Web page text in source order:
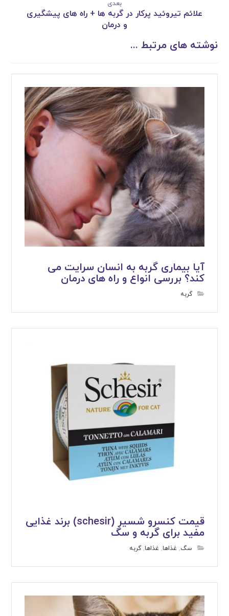
بعدی
علائم تیروئید پرکار در گربه ها + راه های پیشگیری
و درمان
نوشته های مرتبط ...
آیا بیماری گربه به انسان سرایت می
کند؟ بررسی انواع و راه های درمان
گربه
قیمت کنسرو شسیر (schesir) برند غذایی
مفید برای گربه و سگ
سگ, غذاها, غذاها,گربه